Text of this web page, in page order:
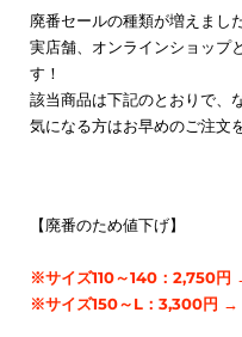
廃番セールの種類が増えまし
実店舗、オンラインショップ
す！
該当商品は下記のとおりで、
気になる方はお早めのご注文
【廃番のため値下げ】
※サイズ110～140：2,750
※サイズ150～L：3,300円 →